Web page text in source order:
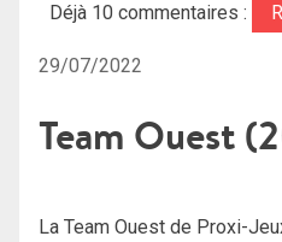
Déjà 10 commentaires :
29/07/2022
Team Ouest
La Team Ouest de Proxi-